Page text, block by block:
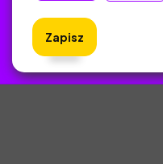
Zapisz